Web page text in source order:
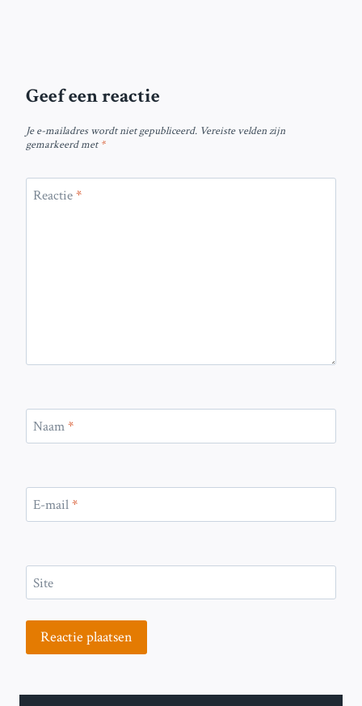
Geef een reactie
Je e-mailadres wordt niet gepubliceerd. Vereiste velden zijn
gemarkeerd met*
Reactie*
Naam*
E-mail*
Site